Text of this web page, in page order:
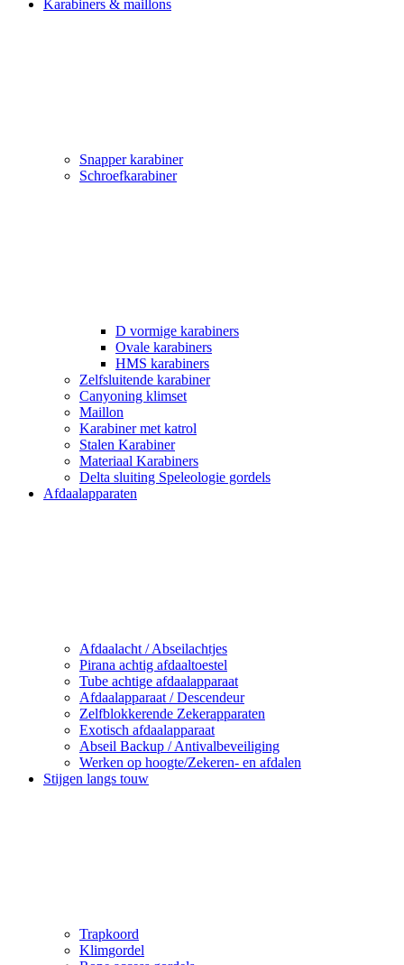
Karabiners & maillons
Snapper karabiner
Schroefkarabiner
D vormige karabiners
Ovale karabiners
HMS karabiners
Zelfsluitende karabiner
Canyoning klimset
Maillon
Karabiner met katrol
Stalen Karabiner
Materiaal Karabiners
Delta sluiting Speleologie gordels
Afdaalapparaten
Afdaalacht / Abseilachtjes
Pirana achtig afdaaltoestel
Tube achtige afdaalapparaat
Afdaalapparaat / Descendeur
Zelfblokkerende Zekerapparaten
Exotisch afdaalapparaat
Abseil Backup / Antivalbeveiliging
Werken op hoogte/Zekeren- en afdalen
Stijgen langs touw
Trapkoord
Klimgordel